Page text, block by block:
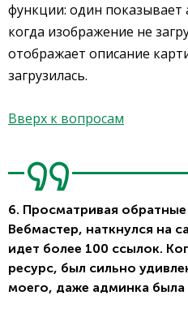
функции: один показывает
когда изображение не
отображает описание
загрузилась.
Вверх к вопросам
6. Просматривая обратные
Вебмастер, наткнулся на
идет более 100 ссылок.
ресурс, был сильно
моего, даже админка была